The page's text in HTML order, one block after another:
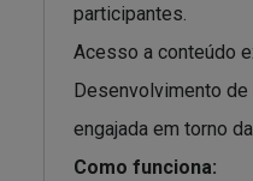
participantes.
Acesso a conteúdo
Desenvolvimento de
engajada em torno
Como funciona: